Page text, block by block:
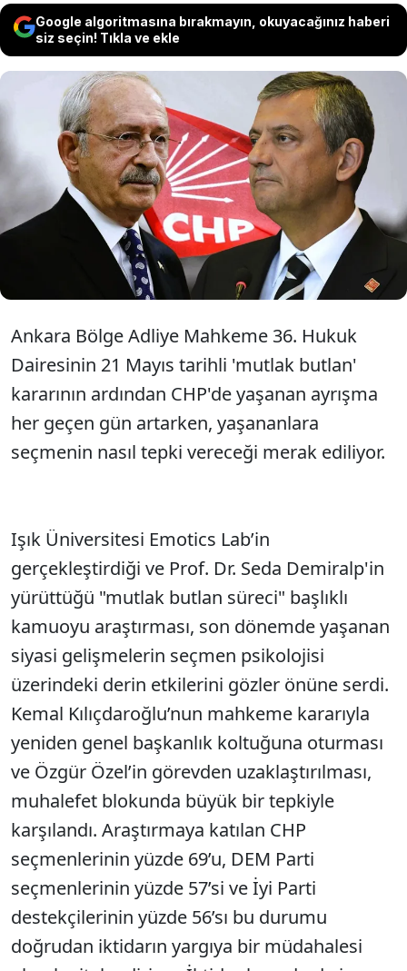
Google algoritmasına bırakmayın, okuyacağınız haberi
siz seçin! Tıkla ve ekle
Işık Üniversitesi Emotics Lab tarafından yapılan
CHP'ye yönelik 'mutlak butlan' araştırması,
muhalefet seçmeninin tercihlerindeki dikkat çeken
değişimi gözler önüne serdi. Rapora göre CHP
tabanında Kemal Kılıçdaroğlu’na duyulan öfke
Cumhurbaşkanı Erdoğan ile neredeyse aynı seviyeye
ulaşırken, Özgür Özel liderliğinde kurulacak olası bir
yeni partinin seçimlerde birinci sıraya yerleşebileceği
ve Kılıçdaroğlu liderliğindeki mevcut CHP'nin baraj
altında kalacağı öngörülüyor.
Ankara Bölge Adliye Mahkeme 36. Hukuk
Dairesinin 21 Mayıs tarihli 'mutlak butlan'
kararının ardından CHP'de yaşanan ayrışma
her geçen gün artarken, yaşananlara
seçmenin nasıl tepki vereceği merak ediliyor.
Işık Üniversitesi Emotics Lab’in
gerçekleştirdiği ve Prof. Dr. Seda Demiralp'in
yürüttüğü "mutlak butlan süreci" başlıklı
kamuoyu araştırması, son dönemde yaşanan
siyasi gelişmelerin seçmen psikolojisi
üzerindeki derin etkilerini gözler önüne serdi.
Kemal Kılıçdaroğlu’nun mahkeme kararıyla
yeniden genel başkanlık koltuğuna oturması
ve Özgür Özel’in görevden uzaklaştırılması,
muhalefet blokunda büyük bir tepkiyle
karşılandı. Araştırmaya katılan CHP
seçmenlerinin yüzde 69’u, DEM Parti
seçmenlerinin yüzde 57’si ve İyi Parti
destekçilerinin yüzde 56’sı bu durumu
doğrudan iktidarın yargıya bir müdahalesi